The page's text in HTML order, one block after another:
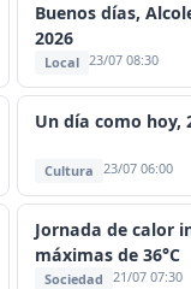
Buenos días,
2026
Local 23/07 08:30
Un día como hoy,
Cultura 23/07 06:00
Jornada de calor
máximas de 36°C
Sociedad 21/07 07:30